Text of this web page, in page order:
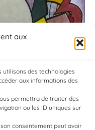
aux
des technologies
aux informations des
permettra de traiter des
ou les ID uniques sur
consentement peut avoir